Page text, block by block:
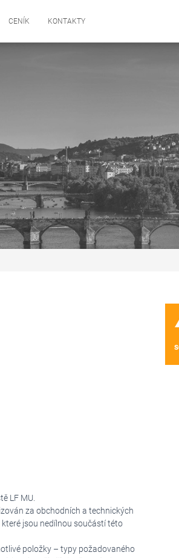
CENÍK KONTAKTY
LF MU.
za obchodních a technických
jsou nedílnou součástí této
položky – typy požadovaného